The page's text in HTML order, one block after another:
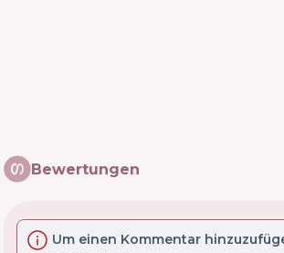
Bewertungen
Um einen Kommentar